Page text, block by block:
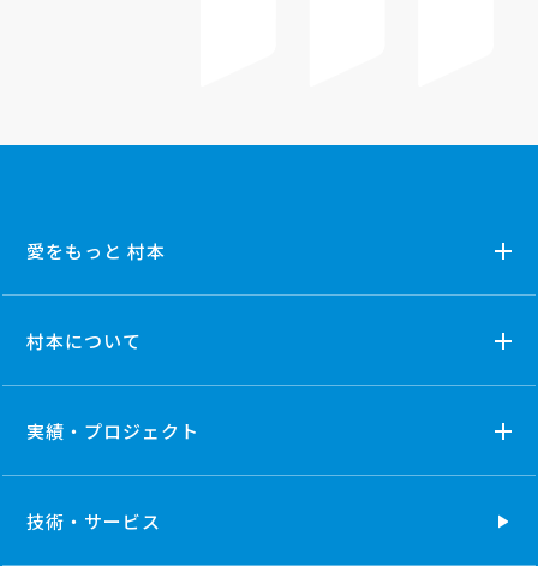
愛をもっと 村本
村本について
実績・プロジェクト
技術・ サービス